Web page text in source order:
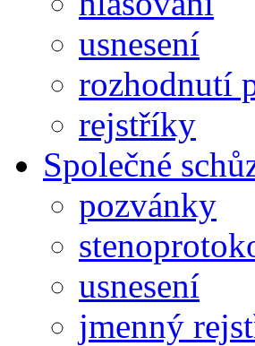
usnesení
rozhodnutí
rejstříky
Společné
pozvánky
usnesení
jmenný